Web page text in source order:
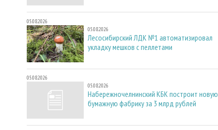
05.08.2026
05.08.2026
Лесосибирский ЛДК №1 автоматизировал
укладку мешков с пеллетами
05.08.2026
05.08.2026
Набережночелнинский КБК построит новую
бумажную фабрику за 3 млрд рублей